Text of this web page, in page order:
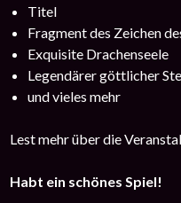
Titel
Fragment des Zeichen
Exquisite Drachenseele
Legendärer göttlicher
und vieles mehr
Lest mehr über die
Habt ein schönes Spiel!